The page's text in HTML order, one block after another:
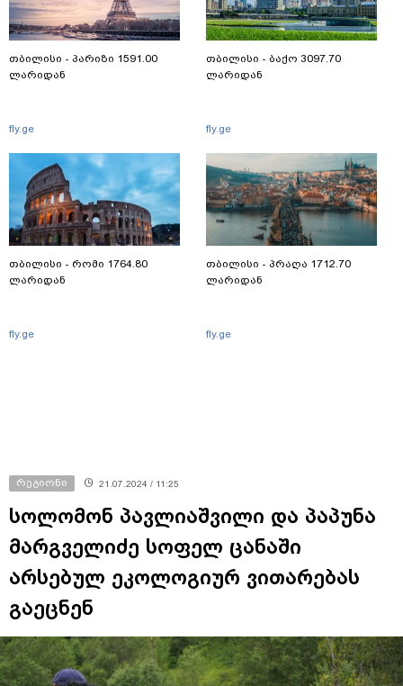
თბილისი - პარიზი 1591.00
ლარიდან
fly.ge
თბილისი - რომი 1764.80
ლარიდან
fly.ge
თბილისი - ბაქო 3097.70
ლარიდან
fly.ge
თბილისი - პრაღა 1712.70
ლარიდან
fly.ge
რეგიონი 21.07.2024 / 11:25
სოლომონ პავლიაშვილი და პაპუნა
მარგველიძე სოფელ ცანაში
არსებულ ეკოლოგიურ ვითარებას
გაეცნენ